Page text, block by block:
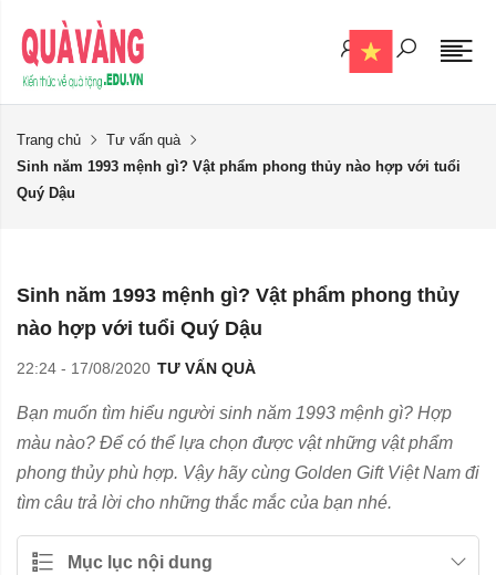
Trang chủ
Tư vấn quà
Sinh năm 1993 mệnh gì? Vật phẩm phong thủy nào hợp với tuổi
Quý Dậu
Sinh năm 1993 mệnh gì? Vật phẩm phong thủy
nào hợp với tuổi Quý Dậu
22:24 - 17/08/2020 TƯ VẤN QUÀ
Bạn muốn tìm hiểu người sinh năm 1993 mệnh gì? Hợp
màu nào? Để có thể lựa chọn được vật những vật phẩm
phong thủy phù hợp. Vậy hãy cùng Golden Gift Việt Nam đi
tìm câu trả lời cho những thắc mắc của bạn nhé.
Mục lục nội dung